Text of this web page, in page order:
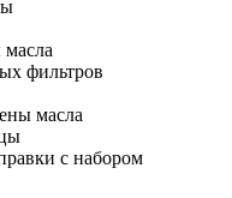
фильтров
масла
с набором